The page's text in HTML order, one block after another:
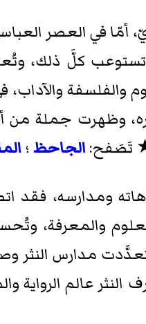
أمّا في العصر
تستوعب كلَّ ذلك،
والفلسفة
وظهرت جملة من
★ تَصَفح: الجاحظ ؛
ومدارسه، فقد
والمعرفة،
مدارس النثر
النثر عالم